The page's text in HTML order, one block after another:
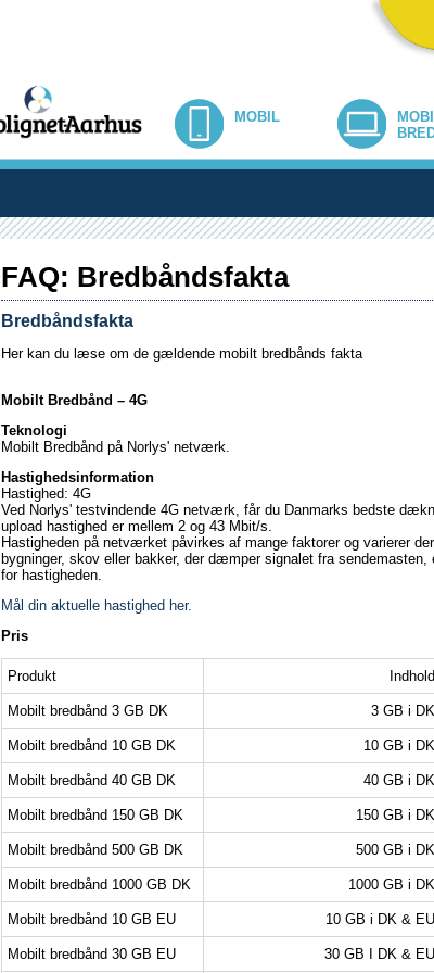
MOBIL
FAQ: Bredbåndsfakta
Bredbåndsfakta
Her kan du læse om de gældende mobilt bredbånds fakta
Mobilt Bredbånd – 4G
Teknologi
Mobilt Bredbånd på Norlys' netværk.
Hastighedsinformation
Hastighed: 4G
Ved Norlys' testvindende 4G netværk, får du Danmarks bedste
upload hastighed er mellem 2 og 43 Mbit/s.
Hastigheden på netværket påvirkes af mange faktorer og varierer
bygninger, skov eller bakker, der dæmper signalet fra
for hastigheden.
Mål din aktuelle hastighed her.
Pris
Produkt Indhold
Mobilt bredbånd 3 GB DK 3 GB i DK
Mobilt bredbånd 10 GB DK 10 GB i DK
Mobilt bredbånd 40 GB DK 40 GB i DK
Mobilt bredbånd 150 GB DK 150 GB i DK
Mobilt bredbånd 500 GB DK 500 GB i DK
Mobilt bredbånd 1000 GB DK 1000 GB i DK
Mobilt bredbånd 10 GB EU 10 GB i DK & EU
Mobilt bredbånd 30 GB EU 30 GB I DK & EU